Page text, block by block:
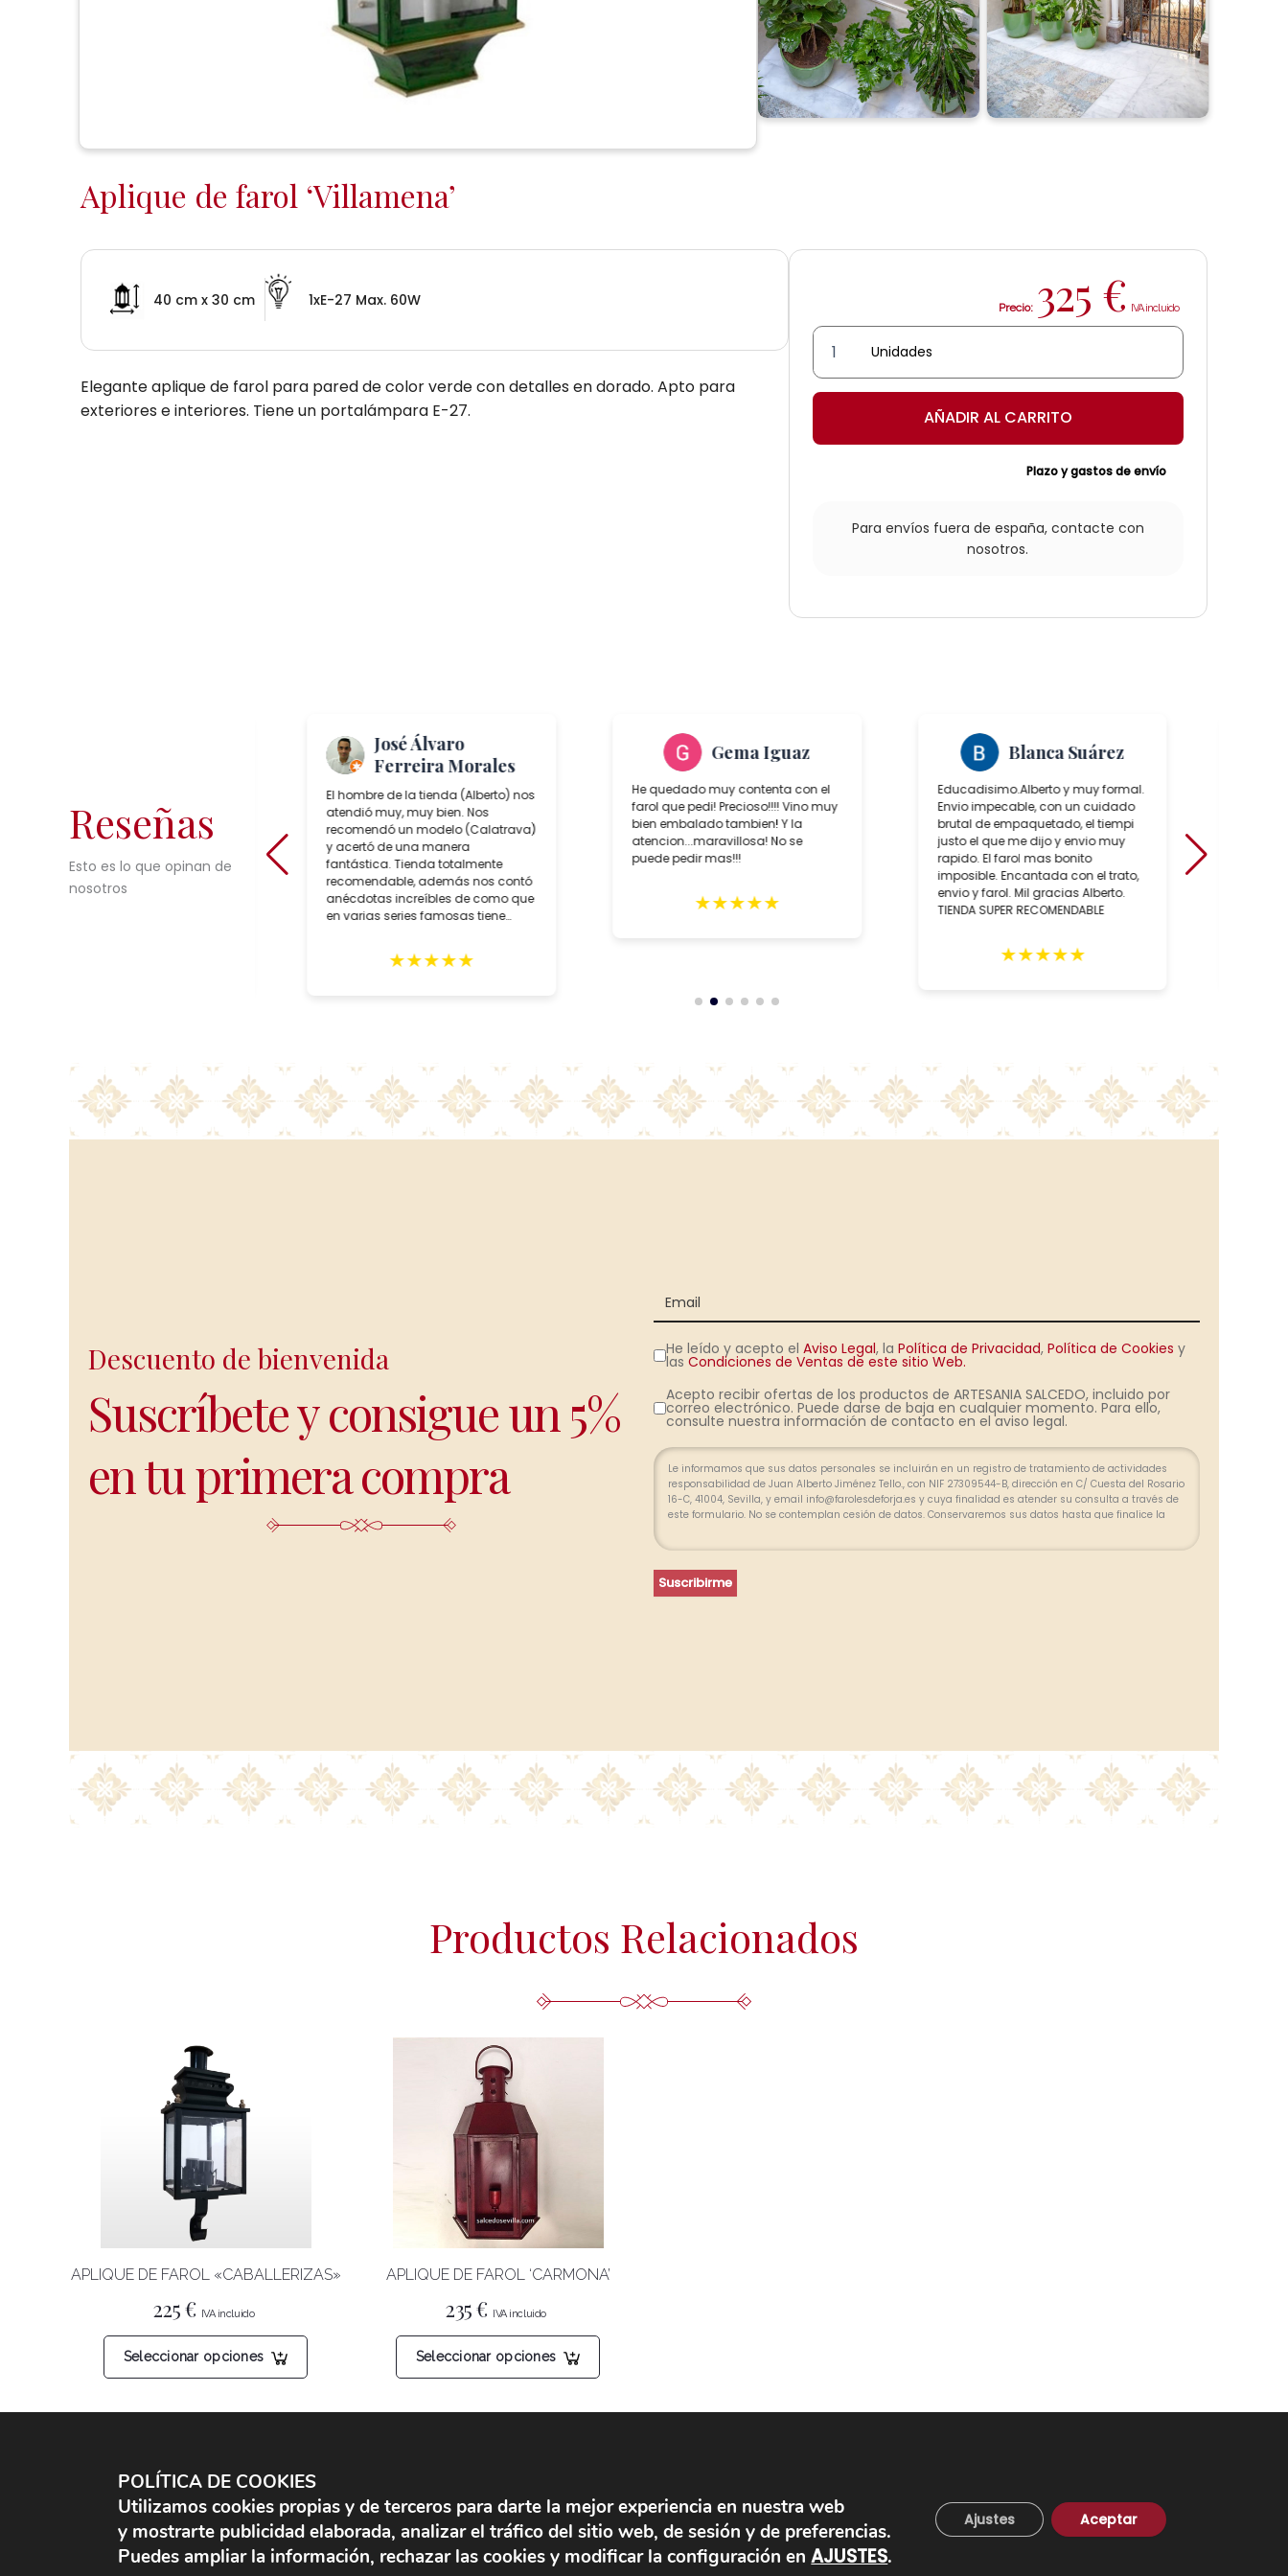
Aplique de farol ‘Villamena’
40 cm x 30 cm 1xE-27 Max. 60W
Elegante aplique de farol para pared de color verde con detalles en dorado. Apto para
exteriores e interiores. Tiene un portalámpara E-27.
Precio: 325 €
Aplique
de
farol
cantidad
AÑADIR AL CARRITO
Plazo y gastos de envío
Para envíos fuera de españa, contacte con
nosotros.
Reseñas
Esto es lo que opinan de
nosotros
lamp shop in Seville, Spain which
sells incredible choices of
bespoke artisan crafted lighting.
During our trip to Seville in February,
we purchased two customized
remind us of our wonderful trip to
Seville. Highly recommend this
José Álvaro
Ferreira Morales
El hombre de la tienda (Alberto) nos
atendió muy, muy bien. Nos
recomendó un modelo (Calatrava)
y acertó de una manera
fantástica. Tienda totalmente
recomendable, además nos contó
anécdotas increíbles de como que
en varias series famosas tiene
★★★★★
Gema Iguaz
He quedado muy contenta con el
farol que pedi! Precioso!!!! Vino muy
bien embalado tambien! Y la
atencion...maravillosa! No se
puede pedir mas!!!
★★★★★
Blanca Suárez
Educadisimo.Alberto y muy formal.
Envio impecable, con un cuidado
brutal de empaquetado, el tiempi
justo el que me dijo y envio muy
rapido. El farol mas bonito
imposible. Encantada con el trato,
envio y farol. Mil gracias Alberto.
TIENDA SUPER RECOMENDABLE
★★★★★
Descuento de bienvenida
Suscríbete y consigue un 5%
en tu primera compra
He leído y acepto el Aviso Legal, la Política de Privacidad, Política de Cookies y
las Condiciones de Ventas de este sitio Web.
Acepto recibir ofertas de los productos de ARTESANIA SALCEDO, incluido por
correo electrónico. Puede darse de baja en cualquier momento. Para ello,
consulte nuestra información de contacto en el aviso legal.
Le informamos que sus datos personales se incluirán en un registro de tratamiento de actividades
responsabilidad de Juan Alberto Jiménez Tello., con NIF 27309544-B, dirección en C/ Cuesta del Rosario
16-C, 41004, Sevilla, y email info@farolesdeforja.es y cuya finalidad es atender su consulta a través de
este formulario. No se contemplan cesión de datos. Conservaremos sus datos hasta que finalice la
portabilidad de sus datos y la limitación u oposición en las direcciones indicadas. En caso de
divergencias, puede presentar una reclamación ante la Agencia Española de Protección de Datos
Suscribirme
Productos Relacionados
APLIQUE DE FAROL «CABALLERIZAS»
225€
Seleccionar opciones
Este
tiene
opciones
se
pueden
elegir
en
APLIQUE DE FAROL ‘CARMONA’
235€
Seleccionar opciones
Este
tiene
pueden
elegir
en
FAROLES
Faroles con soporte
Faroles de techo
Cabeceros de cama
Sillas y mesas
Candelabros
Lámparas de brazos
Lámparas de suelo
Plafones
Pantallas
POLÍTICA DE COOKIES
Utilizamos cookies propias y de terceros para darte la mejor experiencia en nuestra web
y mostrarte publicidad elaborada, analizar el tráfico del sitio web, de sesión y de preferencias.
Puedes ampliar la información, rechazar las cookies y modificar la configuración enAJUSTES.
Aceptar
Ajustes